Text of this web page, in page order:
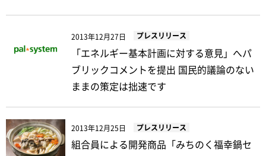
2013年12月27日 プレスリリース
「エネルギー基本計画に対する意見」へパ
ブリックコメントを提出 国民的議論のない
ままの策定は拙速です
2013年12月25日 プレスリリース
組合員による開発商品「みちのく福幸鍋セ